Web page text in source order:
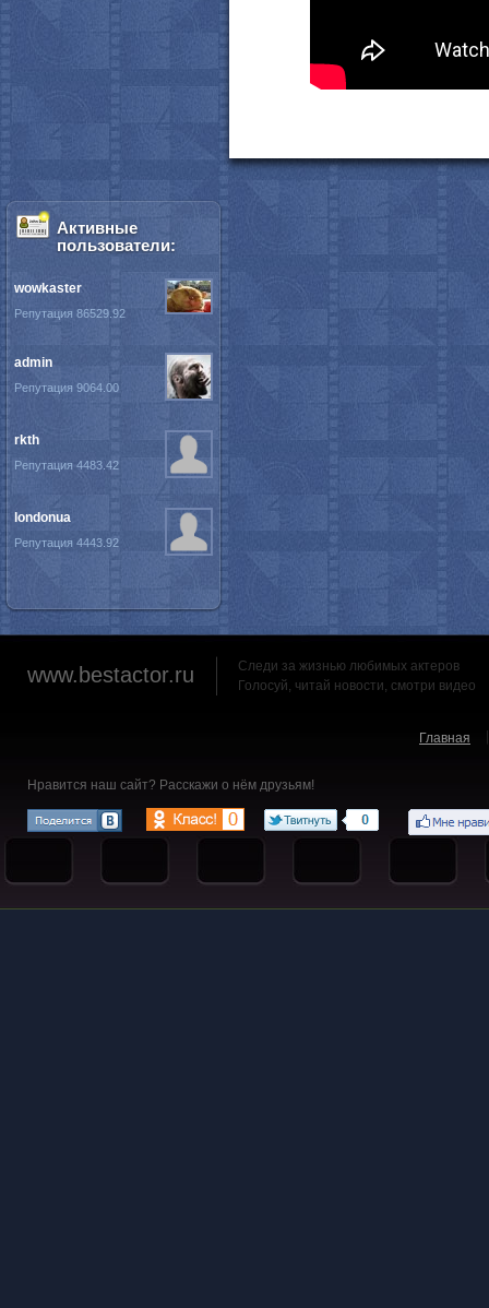
Активные
пользователи:
wowkaster
Репутация 86529.92
admin
Репутация 9064.00
rkth
Репутация 4483.42
londonua
Репутация 4443.92
www.bestactor.ru
Следи за жизнью любимых актеров
Голосуй, читай новости, смотри видео
Главная
Нравится наш сайт? Расскажи о нём друзьям!